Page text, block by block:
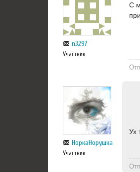
n3297
Участник
С
НоркаНорушка
Участник
Ух